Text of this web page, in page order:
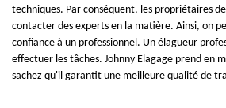
techniques. Par conséquent, les propriétaires
contacter des experts en la matière. Ainsi, on
confiance à un professionnel. Un élagueur
effectuer les tâches. Johnny Elagage prend en
sachez qu'il garantit une meilleure qualité de